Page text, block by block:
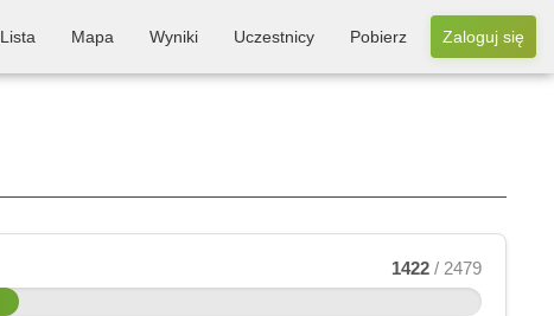
Lista Mapa Wyniki Uczestnicy Pobierz Zaloguj się
1422 / 2479